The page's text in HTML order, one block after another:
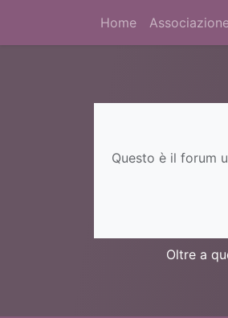
Home
Questo è il forum
Oltre a